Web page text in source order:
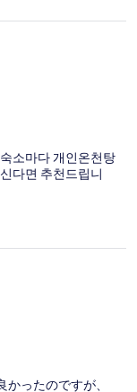
소마다 개인온천탕
다면 추천드립니
ったのですが、